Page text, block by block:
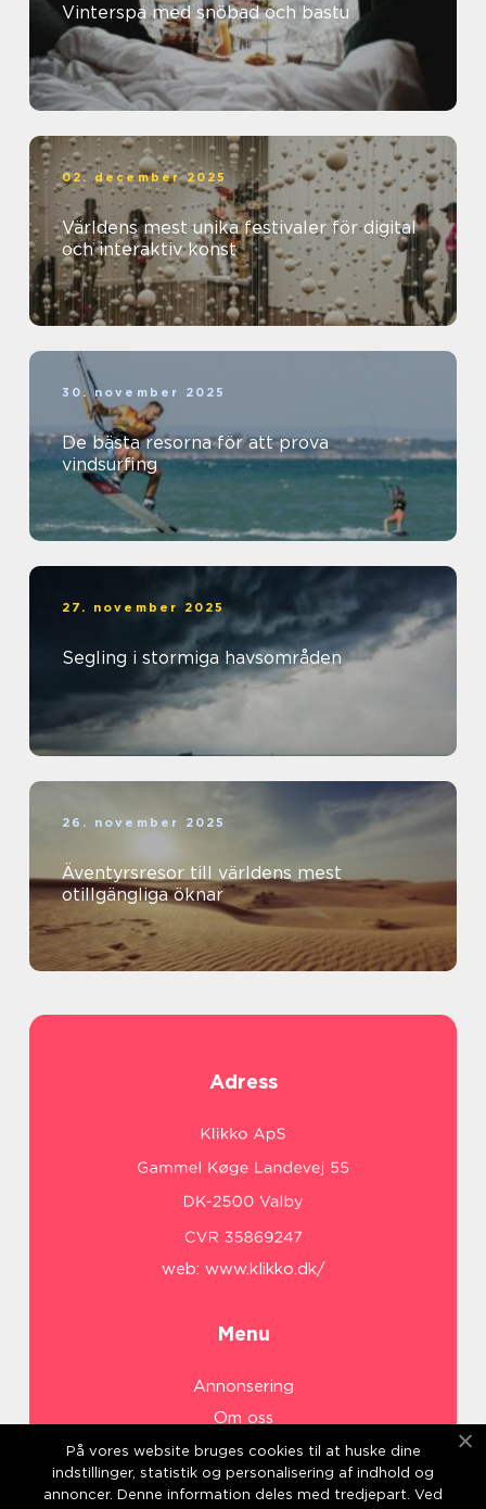
Vinterspa med snöbad och bastu
02. december 2025
Världens mest unika festivaler för digital
och interaktiv konst
30. november 2025
De bästa resorna för att prova
vindsurfing
27. november 2025
Segling i stormiga havsområden
26. november 2025
Äventyrsresor till världens mest
otillgängliga öknar
Adress
web: www.klikko.dk/
Menu
Annonsering
Om oss
Cookies
Kontakta oss
På vores website bruges cookies til at huske dine
indstillinger, statistik og personalisering af indhold og
annoncer. Denne information deles med tredjepart. Ved